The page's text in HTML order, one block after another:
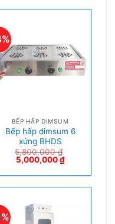
BẾP HẤP DIMSUM
Bếp hấp dimsum 6
xửng BHDS
5,800,000₫
5,000,000₫